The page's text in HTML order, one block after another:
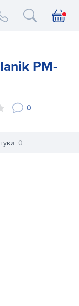
PM-
0
0